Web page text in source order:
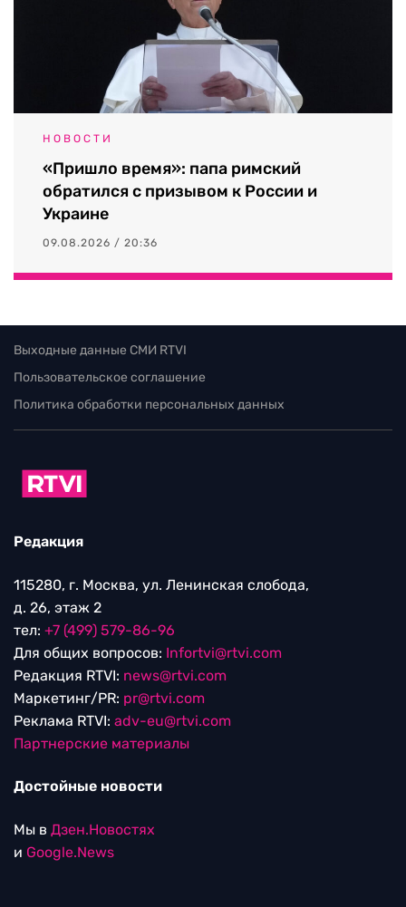
НОВОСТИ
«Пришло время»: папа римский
обратился с призывом к России и
Украине
09.08.2026 / 20:36
Выходные данные СМИ RTVI
Пользовательское соглашение
Политика обработки персональных данных
Редакция
115280, г. Москва, ул. Ленинская слобода,
д. 26, этаж 2
тел: +7 (499) 579-86-96
Для общих вопросов: Infortvi@rtvi.com
Редакция RTVI: news@rtvi.com
Маркетинг/PR: pr@rtvi.com
Реклама RTVI: adv-eu@rtvi.com
Партнерские материалы
Достойные новости
Мы в Дзен.Новостях
и Google.News